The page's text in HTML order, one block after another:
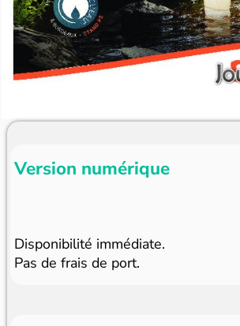
Version numérique
Disponibilité immédiate.
Pas de frais de port.